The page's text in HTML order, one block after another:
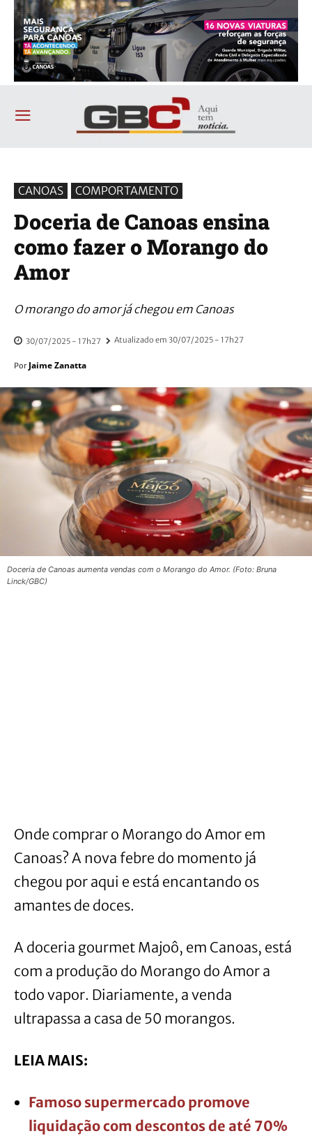
CANOAS COMPORTAMENTO
Doceria de Canoas ensina
como fazer o Morango do
Amor
O morango do amor já chegou em Canoas
30/07/2025 - 17h27 Atualizado em 30/07/2025 - 17h27
Por Jaime Zanatta
Doceria de Canoas aumenta vendas com o Morango do Amor. (Foto: Bruna
Linck/GBC)
Onde comprar o Morango do Amor em
Canoas? A nova febre do momento já
chegou por aqui e está encantando os
amantes de doces.
A doceria gourmet Majoô, em Canoas, está
com a produção do Morango do Amor a
todo vapor. Diariamente, a venda
ultrapassa a casa de 50 morangos.
LEIA MAIS:
Famoso supermercado promove
liquidação com descontos de até 70%